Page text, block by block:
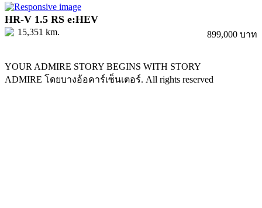
HR-V 1.5 RS e:HEV
15,351 km. 899,000 บาท
YOUR ADMIRE STORY BEGINS WITH STORY
ADMIRE โดยบางอ้อคาร์เซ็นเตอร์. All rights reserved